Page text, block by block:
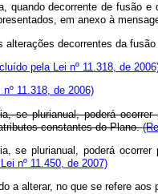
quando decorrente de fusão
em anexo à
decorrentes da
pela Lei nº 11.318, de
11.318, de 2006)
se plurianual, poderá
constantes do Plano.
se plurianual, poderá
nº 11.450, de 2007)
a alterar, no que se refere aos